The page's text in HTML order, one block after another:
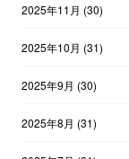
2025年11月 (30)
2025年10月 (31)
2025年9月 (30)
2025年8月 (31)